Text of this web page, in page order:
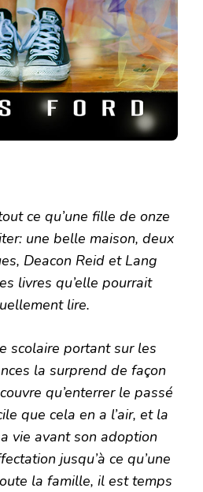
ce qu’une fille de onze
une belle maison, deux
Deacon Reid et Lang
livres qu’elle pourrait
lire.
scolaire portant sur les
la surprend de façon
qu’enterrer le passé
que cela en a l’air, et la
vie avant son adoption
jusqu’à ce qu’une
la famille, il est temps